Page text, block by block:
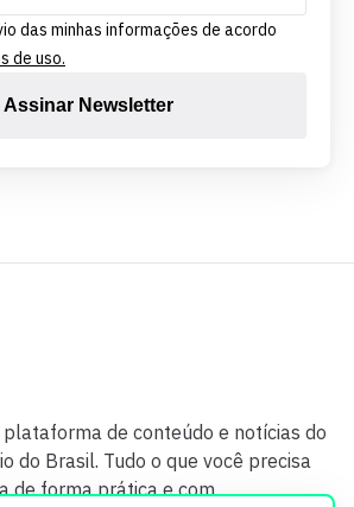
das minhas informações de acordo
de uso.
Assinar Newsletter
de conteúdo e notícias do
do Brasil. Tudo o que você precisa
de forma prática e com